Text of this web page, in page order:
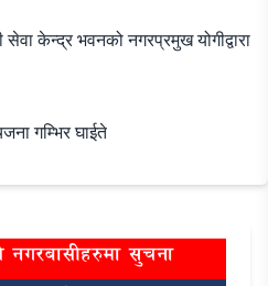
सेवा केन्द्र भवनको नगरप्रमुख योगीद्वारा
गम्भिर घाईते